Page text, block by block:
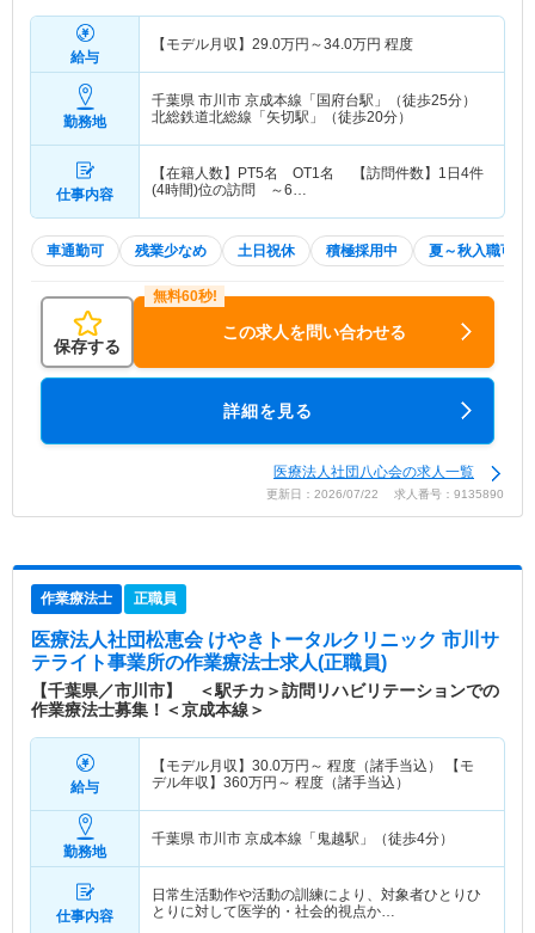
給与
【モデル月収】 29.0万円～34.0万円 程度
勤務地
千葉県 市川市 京成本線「国府台駅」（徒歩25分）
北総鉄道北総線「矢切駅」（徒歩20分）
仕事内容
【在籍人数】PT5名 OT1名 【訪問件数】1日4件
(4時間)位の訪問 ～6…
車通勤可 残業少なめ 土日祝休 積極採用中 夏～秋入職可
保存する
この求人を問い合わせる
詳細を見る
医療法人社団八心会の求人一覧
更新日：2026/07/22 求人番号：9135890
作業療法士 正職員
医療法人社団松恵会 けやきトータルクリニック 市川サ
テライト事業所の作業療法士求人(正職員)
【千葉県／市川市】 ＜駅チカ＞訪問リハビリテーションでの
作業療法士募集！＜京成本線＞
給与
【モデル月収】 30.0万円～ 程度（諸手当込） 【モ
デル年収】 360万円～ 程度（諸手当込）
勤務地
千葉県 市川市 京成本線「鬼越駅」（徒歩4分）
仕事内容
日常生活動作や活動の訓練により、対象者ひとりひ
とりに対して医学的・社会的視点か…